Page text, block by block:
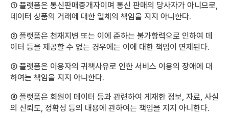
① 플랫폼은 통신판매중개자이며 통신 판매의 당사자가 아니므로,
데이터 상품의 거래에 대한 일체의 책임을 지지 아니한다.
② 플랫폼은 천재지변 또는 이에 준하는 불가항력으로 인하여 데
이터 등을 제공할 수 없는 경우에는 이에 대한 책임이 면제된다.
③ 플랫폼은 이용자의 귀책사유로 인한 서비스 이용의 장애에 대
하여는 책임을 지지 아니한다.
④ 플랫폼은 회원이 데이터 등과 관련하여 게재한 정보, 자료, 사실
의 신뢰도, 정확성 등의 내용에 관하여는 책임을 지지 아니한다.